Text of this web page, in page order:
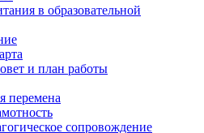
в образовательной
и план работы
перемена
сопровождение